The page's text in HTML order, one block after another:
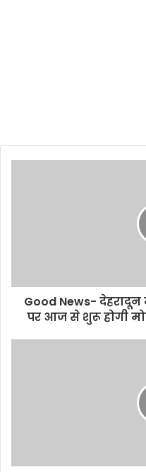
Good News- देहरादून
पर आज से शुरू होगी